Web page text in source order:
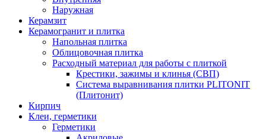
Наружная
Керамзит
Керамогранит и плитка
Напольная плитка
Облицовочная плитка
Расходный материал для работы с плиткой
Крестики, зажимы и клинья (СВП)
Система выравнивания плитки PLITONIT
(Плитонит)
Кирпич
Клеи, герметики
Герметики